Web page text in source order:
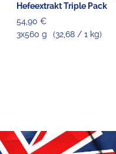
Hefeextrakt Triple Pack
54,90 €
3x560 g
(32,68 / 1 kg)